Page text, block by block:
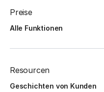
Preise
Alle Funktionen
Resourcen
Geschichten von Kunden